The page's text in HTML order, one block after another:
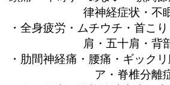
律神経症状・不
・全身疲労・ムチウチ・首こ
肩・五十肩・背
・肋間神経痛・腰痛・ギック
ア・脊椎分離